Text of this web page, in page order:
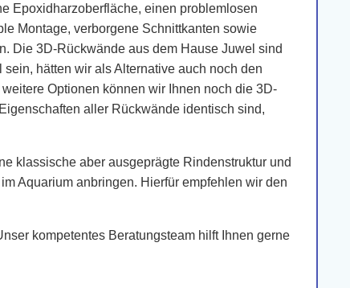
Epoxidharzoberfläche, einen problemlosen
Montage, verborgene Schnittkanten sowie
Die 3D-Rückwände aus dem Hause Juwel sind
hätten wir als Alternative auch noch den
Optionen können wir Ihnen noch die 3D-
aller Rückwände identisch sind,
klassische aber ausgeprägte Rindenstruktur und
Aquarium anbringen. Hierfür empfehlen wir den
kompetentes Beratungsteam hilft Ihnen gerne